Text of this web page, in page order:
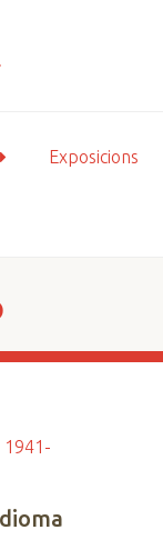
Exposicions
1941-